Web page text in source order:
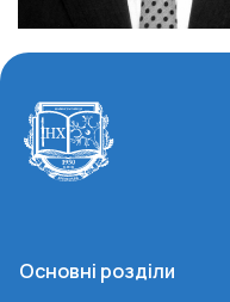
Основні розділи